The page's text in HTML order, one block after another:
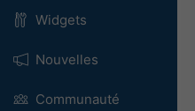
Widgets
Nouvelles
Communauté